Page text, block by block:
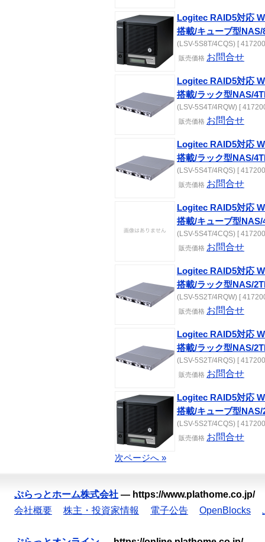
Logitec RAID5対応
搭載/キューブ型NAS/
(LSV-5S8T/4CQS) [
販売価格 お問合せ
Logitec RAID5対応
搭載/ラック型NAS/
(LSV-5S4T/4RQW) [
販売価格 お問合せ
Logitec RAID5対応
搭載/ラック型NAS/
(LSV-5S4T/4RQS) [
販売価格 お問合せ
Logitec RAID5対応
搭載/キューブ型NAS/
(LSV-5S4T/4CQS) [
販売価格 お問合せ
Logitec RAID5対応
搭載/ラック型NAS/
(LSV-5S2T/4RQW) [
販売価格 お問合せ
Logitec RAID5対応
搭載/ラック型NAS/
(LSV-5S2T/4RQS) [
販売価格 お問合せ
Logitec RAID5対応
搭載/キューブ型NAS/
(LSV-5S2T/4CQS) [
販売価格 お問合せ
次ページへ »
ぷらっとホーム株式会社 — https://www.plathome.co.jp/
会社概要
株主・投資家情報 電子公告 OpenBlocks